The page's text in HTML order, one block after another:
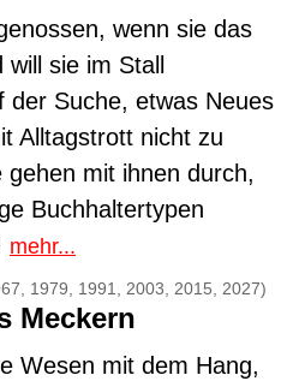
wenn sie das
sie im Stall
der Suche, etwas Neues
Alltagstrott nicht zu
gehen mit ihnen durch,
Buchhaltertypen
mehr...
1979, 1991, 2003, 2015, 2027)
Meckern
Wesen mit dem Hang,